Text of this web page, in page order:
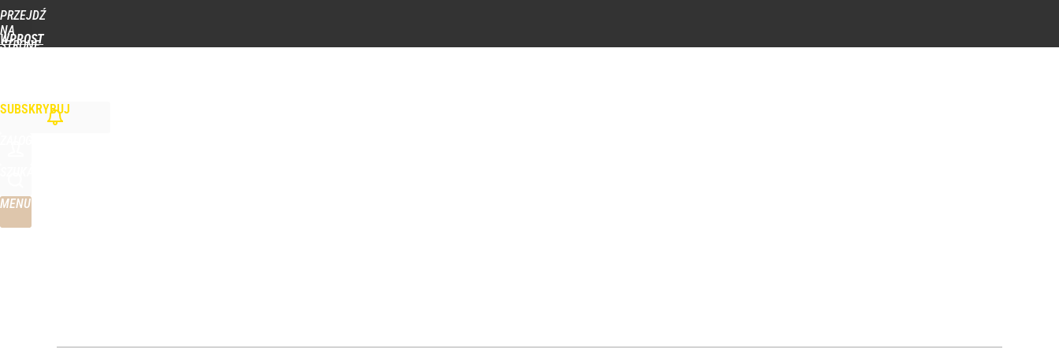
PRZEJDŹ
NA
STRONĘ
WPROST
SUBSKRYBUJ
MENU
dodaj